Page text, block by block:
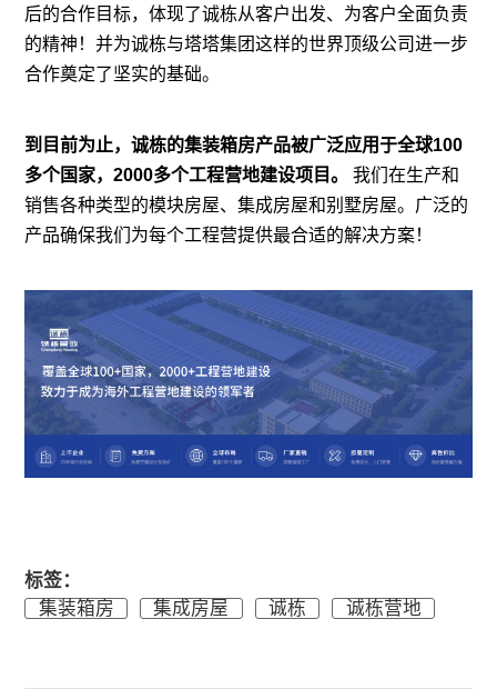
后的合作目标，体现了诚栋从客户出发、为客户全面负责
的精神！并为诚栋与塔塔集团这样的世界顶级公司进一步
合作奠定了坚实的基础。
到目前为止，诚栋的集装箱房产品被广泛应用于全球100
多个国家，2000多个工程营地建设项目。我们在生产和
销售各种类型的模块房屋、集成房屋和别墅房屋。广泛的
产品确保我们为每个工程营提供最合适的解决方案！
标签：
集装箱房
集成房屋 诚栋 诚栋营地